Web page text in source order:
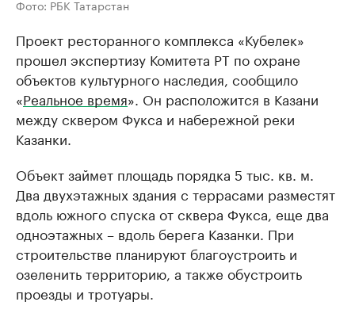
Фото: РБК Татарстан
Проект ресторанного комплекса «Кубелек»
прошел экспертизу Комитета РТ по охране
объектов культурного наследия, сообщило
«Реальное время». Он расположится в Казани
между сквером Фукса и набережной реки
Казанки.
Объект займет площадь порядка 5 тыс. кв. м.
Два двухэтажных здания с террасами разместят
вдоль южного спуска от сквера Фукса, еще два
одноэтажных – вдоль берега Казанки. При
строительстве планируют благоустроить и
озеленить территорию, а также обустроить
проезды и тротуары.